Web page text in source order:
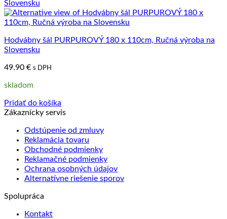
Hodvábny šál PURPUROVÝ 180 x 110cm, Ručná výroba na
Slovensku
49.90 € s DPH
skladom
Pridať do košíka
Zákaznícky servis
Odstúpenie od zmluvy
Reklamácia tovaru
Obchodné podmienky
Reklamačné podmienky
Ochrana osobných údajov
Alternatívne riešenie sporov
Spolupráca
Kontakt